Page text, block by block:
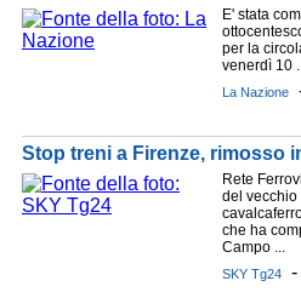
E' stata
per la
venerdì 10
La Nazione
Stop treni a Firenze, rimosso
Rete
del vecchio
che ha
Campo ...
SKY Tg24 -